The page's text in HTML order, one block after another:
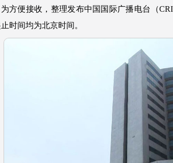
为方便接收，整理发布中国国际广播电台（
时间均为北京时间。